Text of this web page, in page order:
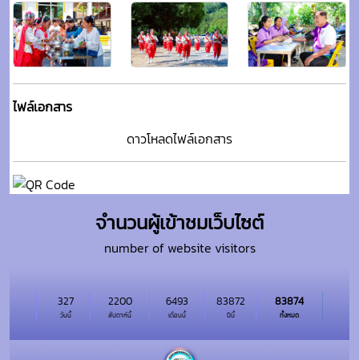
ไฟล์เอกสาร
ดาวโหลดไฟล์เอกสาร
จำนวนผู้เข้าชมเว็บไซต์
number of website visitors
วันนี้
327
สัปดาห์นี้
2200
เดือนนี้
6493
ปีนี้
83872
ทั้งหมด
83874